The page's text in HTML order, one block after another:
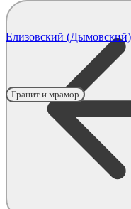
Елизовский (Дымовский)
Гранит и мрамор